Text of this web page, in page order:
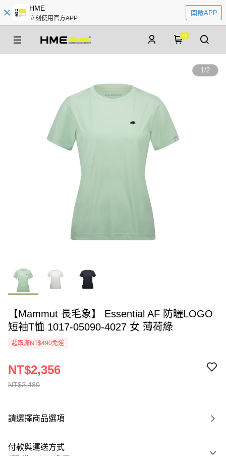
HME
立刻使用官方APP
開啟APP
0
1/2
【Mammut 長毛象】 Essential AF 防曬LOGO
短袖T恤 1017-05090-4027 女 薄荷綠
超取滿NT$490免運
NT$2,480
NT$2,356
請選擇商品選項
付款與運送方式